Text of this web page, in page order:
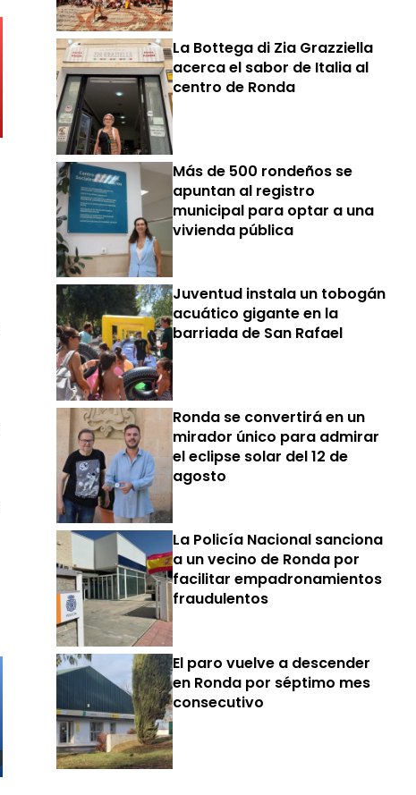
La Bottega di Zia Grazziella
acerca el sabor de Italia al
centro de Ronda
Más de 500 rondeños se
apuntan al registro
municipal para optar a una
vivienda pública
Juventud instala un tobogán
acuático gigante en la
barriada de San Rafael
Ronda se convertirá en un
mirador único para admirar
el eclipse solar del 12 de
agosto
La Policía Nacional sanciona
a un vecino de Ronda por
facilitar empadronamientos
fraudulentos
El paro vuelve a descender
en Ronda por séptimo mes
consecutivo